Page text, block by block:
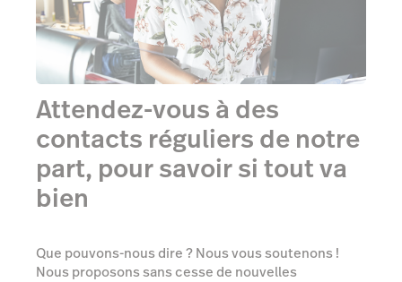
Attendez-vous à des
contacts réguliers de notre
part, pour savoir si tout va
bien
Que pouvons-nous dire ? Nous vous soutenons !
Nous proposons sans cesse de nouvelles